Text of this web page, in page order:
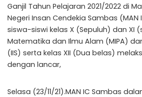
Ganjil Tahun Pelajaran 2021/2022 di
Negeri Insan Cendekia Sambas
siswa-siswi kelas X (Sepuluh) dan XI
Matematika dan Ilmu Alam (MIPA)
(IIS) serta kelas XII (Dua belas)
dengan lancar,
Selasa (23/11/21).MAN IC Sambas